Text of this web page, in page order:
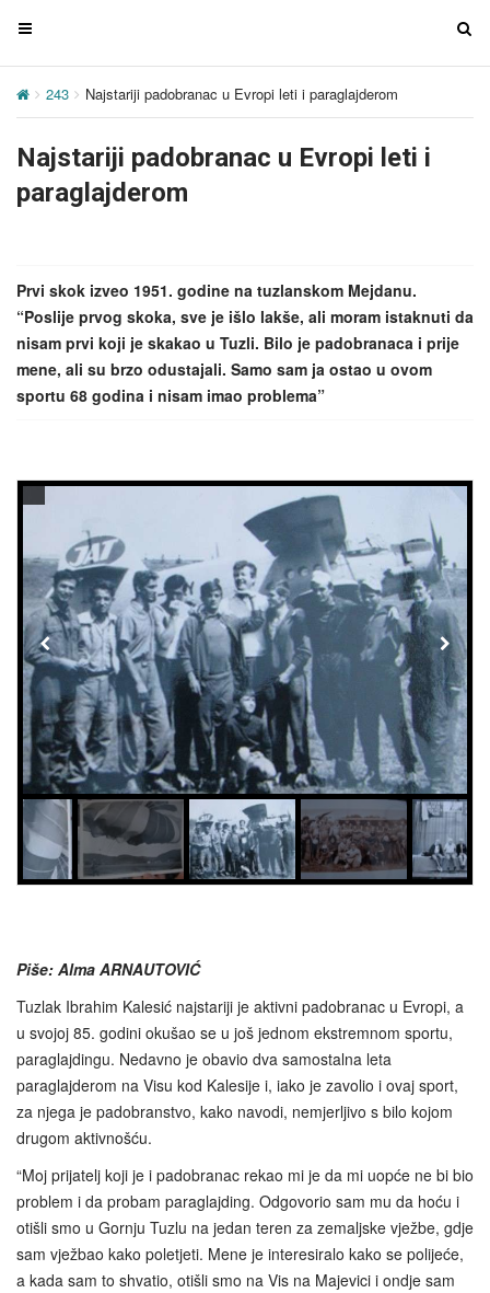
T
g
e
n
a
g
a
t
i
o
T
a
t
243 Najstariji padobranac u Evropi leti i paraglajderom
Najstariji padobranac u Evropi leti i
paraglajderom
Prvi skok izveo 1951. godine na tuzlanskom Mejdanu.
“Poslije prvog skoka, sve je išlo lakše, ali moram istaknuti da
nisam prvi koji je skakao u Tuzli. Bilo je padobranaca i prije
mene, ali su brzo odustajali. Samo sam ja ostao u ovom
sportu 68 godina i nisam imao problema”
Piše: Alma ARNAUTOVIĆ
Tuzlak Ibrahim Kalesić najstariji je aktivni padobranac u Evropi, a
u svojoj 85. godini okušao se u još jednom ekstremnom sportu,
paraglajdingu. Nedavno je obavio dva samostalna leta
paraglajderom na Visu kod Kalesije i, iako je zavolio i ovaj sport,
za njega je padobranstvo, kako navodi, nemjerljivo s bilo kojom
drugom aktivnošću.
“Moj prijatelj koji je i padobranac rekao mi je da mi uopće ne bi bio
problem i da probam paraglajding. Odgovorio sam mu da hoću i
otišli smo u Gornju Tuzlu na jedan teren za zemaljske vježbe, gdje
sam vježbao kako poletjeti. Mene je interesiralo kako se polijeće,
a kada sam to shvatio, otišli smo na Vis na Majevici i ondje sam